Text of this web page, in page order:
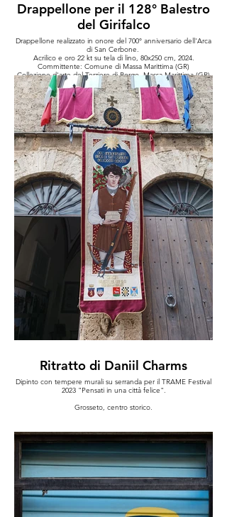
Drappellone per il 128° Balestro
del Girifalco
Drappellone realizzato in onore del 700° anniversario dell'Arca
di San Cerbone.
Acrilico e oro 22 kt su tela di lino, 80x250 cm, 2024.
Committente: Comune di Massa Marittima (GR)
Collezione d'arte del Terziere di Borgo, Massa Marittima (GR)
Ritratto di Daniil Charms
Dipinto con tempere murali su serranda per il TRAME Festival
2023 "Pensati in una città felice".
Grosseto, centro storico.